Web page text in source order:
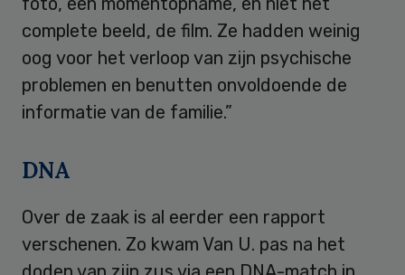
complete beeld, de film. Ze hadden weinig
oog voor het verloop van zijn psychische
problemen en benutten onvoldoende de
informatie van de familie.”
DNA
Over de zaak is al eerder een rapport
verschenen. Zo kwam Van U. pas na het